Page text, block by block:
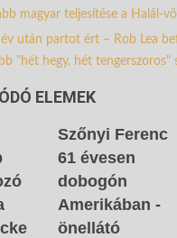
magyar teljesítése a Halál-
év után partot ért – Rob Lea
"hét hegy, hét tengerszoros"
ELEMEK
Szőnyi Ferenc
61 évesen
dobogón
Amerikában -
önellátó